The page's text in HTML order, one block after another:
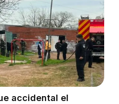
accidental el